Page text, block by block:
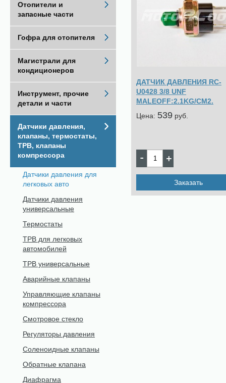
ДАТЧИК ДАВЛЕНИЯ RC-
U0428 3/8 UNF
MALEOFF:2.1KG/CM2.
Цена: 539 pуб.
Заказать
Отопители и
запасные части
Гофра для отопителя
Магистрали для
кондиционеров
Инструмент, прочие
детали и части
Датчики давления,
клапаны, термостаты,
ТРВ, клапаны
компрессора
Датчики давления для
легковых авто
Датчики давления
универсальные
Термостаты
ТРВ для легковых
автомобилей
ТРВ универсальные
Аварийные клапаны
Управляющие клапаны
компрессора
Смотровое стекло
Регуляторы давления
Соленоидные клапаны
Обратные клапана
Диафрагма